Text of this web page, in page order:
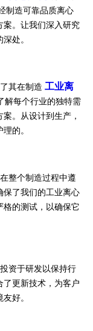
制造可靠品质离心
案。让我们深入研究
处。
其在制造 工业离
解每个行业的独特需
。从设计到生产，
的。
整个制造过程中遵
了我们的工业离心
的测试，以确保它
资于研发以保持行
更新技术，为客户
好。